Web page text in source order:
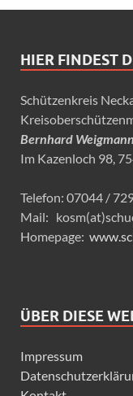
HIER FINDEST
Schützenkreis
Bernhard Weigmann
Im Kazenloch 98,
Telefon: 07044 /
Mail:
Homepage:
ÜBER DIESE
Impressum